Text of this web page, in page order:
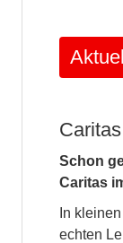
Schon
Caritas
In
echten